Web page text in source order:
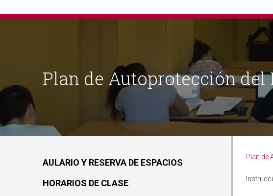
Plan de Autoprotección del
AULARIO Y RESERVA DE ESPACIOS
HORARIOS DE CLASE
Plan de